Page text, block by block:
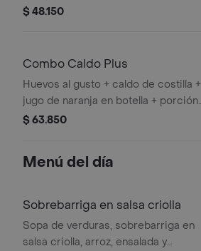
$ 48.150
Combo Caldo Plus
Huevos al gusto + caldo de costilla +
jugo de naranja en botella + porción
de queso + chocolate
$ 63.850
Menú del día
Sobrebarriga en salsa criolla
Sopa de verduras, sobrebarriga en
salsa criolla, arroz, ensalada y